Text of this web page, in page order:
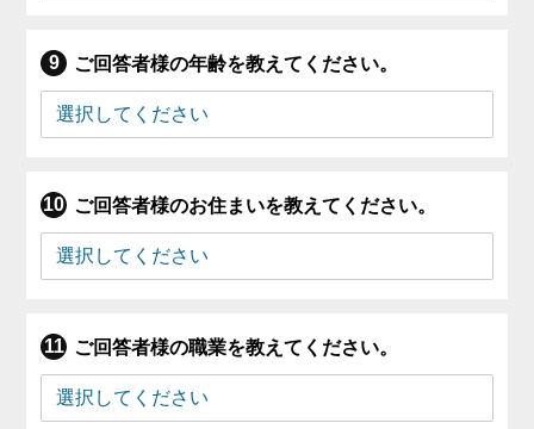
ご回答者様の年齢を教えてください。
ご回答者様のお住まいを教えてください。
ご回答者様の職業を教えてください。